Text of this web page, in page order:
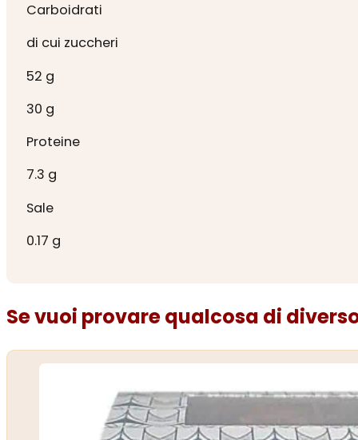
Carboidrati
di cui zuccheri
52 g
30 g
Proteine
7.3 g
Sale
0.17 g
Se vuoi provare qualcosa di